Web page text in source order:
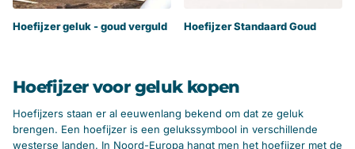
Hoefijzer geluk - goud verguld Hoefijzer Standaard Goud
Hoefijzer voor geluk kopen
Hoefijzers staan er al eeuwenlang bekend om dat ze geluk
brengen. Een hoefijzer is een gelukssymbool in verschillende
westerse landen. In Noord-Europa hangt men het hoefijzer met de